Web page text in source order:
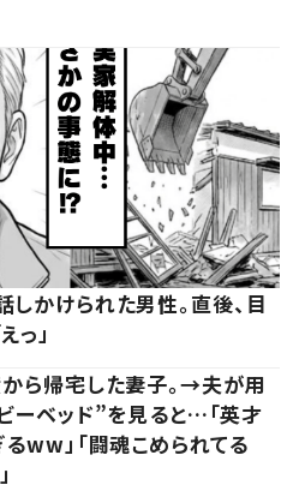
かけられた男性。直後、目
っ」
ら帰宅した妻子。→夫が用
ーベッド”を見ると…「英才
ww」「闘魂こめられてる